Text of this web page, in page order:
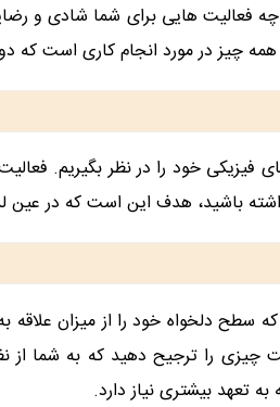
فعالیت هایی برای شما شادی و
چیز در مورد انجام کاری است که
خود را در نظر بگیریم.
باشید، هدف این است که در عین
دلخواه خود را از میزان
را ترجیح دهید که به شما از
تعهد بیشتری نیاز دارد.